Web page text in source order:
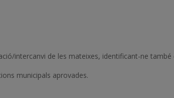
intercanvi de les mateixes, identificant-ne també
municipals aprovades.